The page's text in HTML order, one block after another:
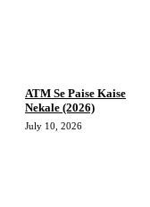
ATM Se Paise Kaise
Nekale (2026)
July 10, 2026